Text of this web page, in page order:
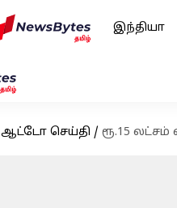
இந்தியா
ஆட்டோ செய்தி / ரூ.15